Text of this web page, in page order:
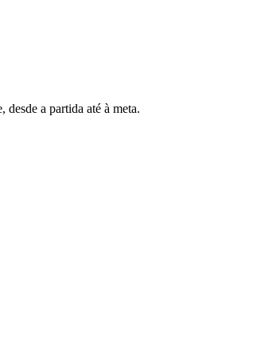
desde a partida até à meta.